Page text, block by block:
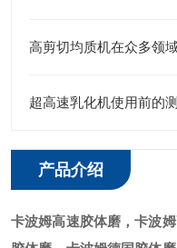
高剪切均质机在众多领
超高速乳化机使用前的
产品介绍
卡波姆高速胶体磨 ，卡波